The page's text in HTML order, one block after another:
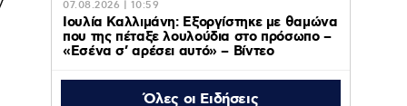
07.08.2026 | 10:59
Ιουλία Καλλιμάνη: Εξοργίστηκε με θαμώνα
που της πέταξε λουλούδια στο πρόσωπο –
«Εσένα σ’ αρέσει αυτό» – Βίντεο
Όλες οι Ειδήσεις